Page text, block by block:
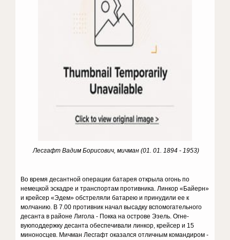
Лесгафт Вадим Борисович, мичман (01. 01. 1894 - 1953)
Во время десантной операции батарея открыла огонь по
немецкой эскад­ре и транспортам противника. Линкор «Байерн»
и крейсер «Эдем» обстреляли батарею и принудили ее к
молчанию. В 7.00 противник начал высадку вспомогательного
десанта в районе Лигола - Покка на острове Эзель. Огне­
вуюподдержку десанта обеспечивали линкор, крейсер и 15
миноносцев. Мич­ман Лесгафт оказался отличным командиром -